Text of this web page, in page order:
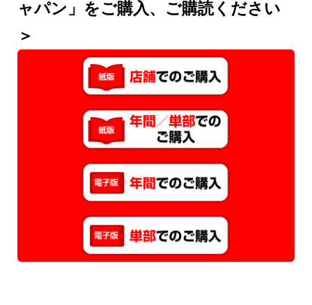
ャパン」をご購入、ご購読ください
＞